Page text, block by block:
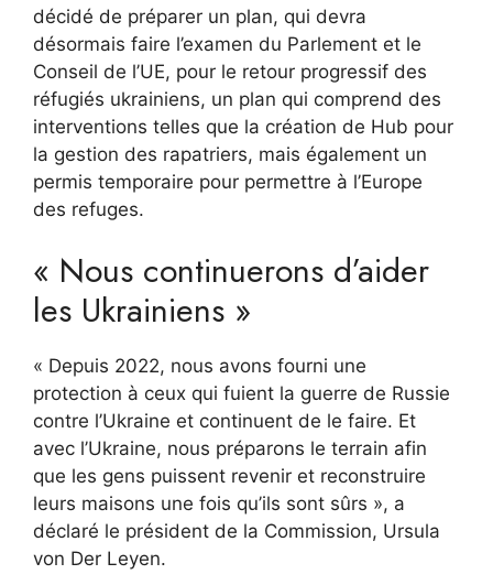
décidé de préparer un plan, qui devra
désormais faire l’examen du Parlement et le
Conseil de l’UE, pour le retour progressif des
réfugiés ukrainiens, un plan qui comprend des
interventions telles que la création de Hub pour
la gestion des rapatriers, mais également un
permis temporaire pour permettre à l’Europe
des refuges.
« Nous continuerons d’aider
les Ukrainiens »
« Depuis 2022, nous avons fourni une
protection à ceux qui fuient la guerre de Russie
contre l’Ukraine et continuent de le faire. Et
avec l’Ukraine, nous préparons le terrain afin
que les gens puissent revenir et reconstruire
leurs maisons une fois qu’ils sont sûrs », a
déclaré le président de la Commission, Ursula
von Der Leyen.